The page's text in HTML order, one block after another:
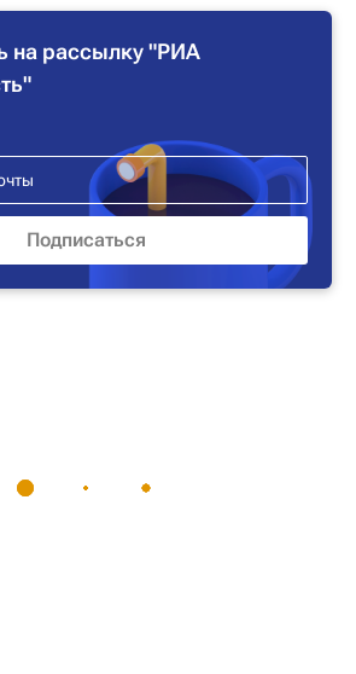
на рассылку "РИА